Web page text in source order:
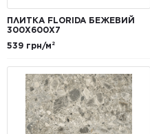
ПЛИТКА FLORIDA БЕЖЕВИЙ
300Х600Х7
539 грн/м²